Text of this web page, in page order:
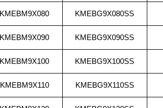
KMEBM9X080 KMEBG9X080SS
KMEBM9X090 KMEBG9X090SS
KMEBM9X100 KMEBG9X100SS
KMEBM9X110 KMEBG9X110SS